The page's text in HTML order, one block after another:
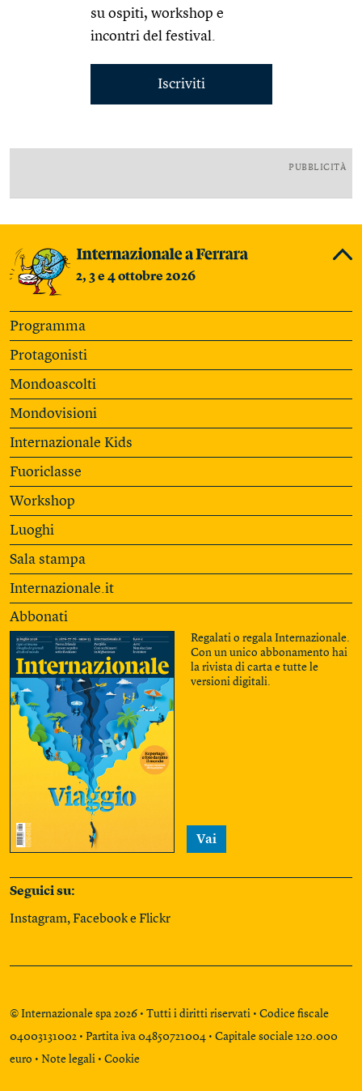
su ospiti, workshop e
incontri del festival.
Iscriviti
PUBBLICITÀ
2, 3 e 4 ottobre 2026
Programma
Protagonisti
Mondoascolti
Mondovisioni
Internazionale Kids
Fuoriclasse
Workshop
Luoghi
Sala stampa
Internazionale.it
Abbonati
Regalati o regala Internazionale.
Con un unico abbonamento hai
la rivista di carta e tutte le
versioni digitali.
Vai
Seguici su:
Instagram,FacebookeFlickr
© Internazionale spa 2026 • Tutti i diritti riservati • Codice fiscale
04003131002 • Partita iva 04850721004 • Capitale sociale 120.000
euro • Note legali • Cookie